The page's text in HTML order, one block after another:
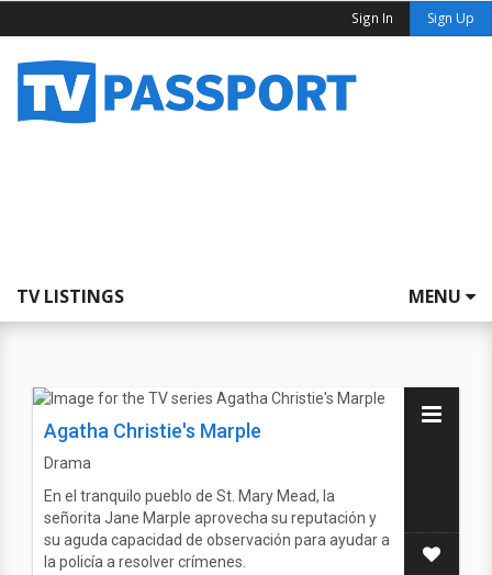
Sign In Sign Up
TV LISTINGS MENU
Agatha Christie's Marple
Drama
En el tranquilo pueblo de St. Mary Mead, la
señorita Jane Marple aprovecha su reputación y
su aguda capacidad de observación para ayudar a
la policía a resolver crímenes.